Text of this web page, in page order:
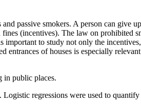
passive smokers. A person can give
(incentives). The law on prohibited
to study not only the
entrances of houses is especially
in public places.
regressions were used to